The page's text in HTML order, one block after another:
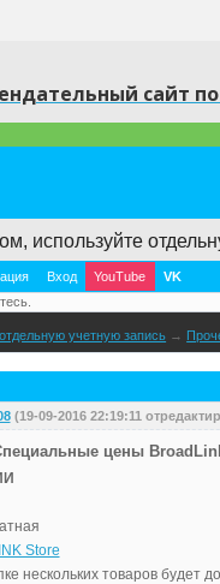
сайт
используйте
Вход YouTube
VK
учетную запись →
(19-09-2016 22:19:11
цены
Store
нескольких товаров будет